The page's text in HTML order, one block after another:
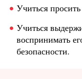
Учиться
Учиться
воспринимать
безопасности.